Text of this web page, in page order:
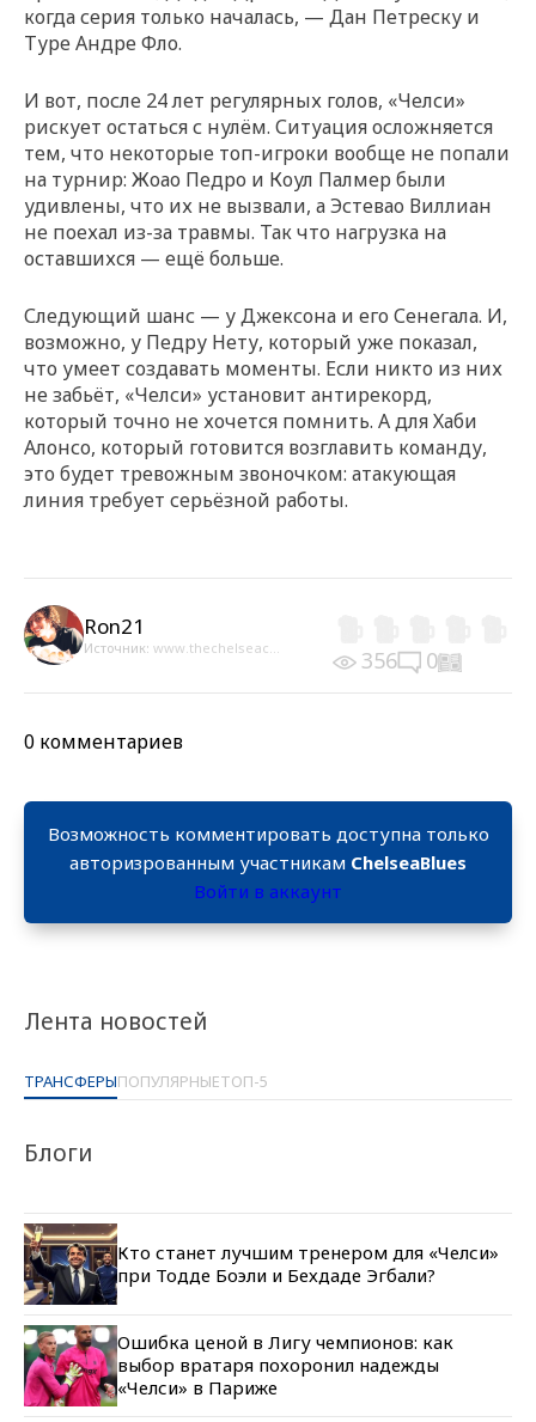
Лента новостей
ТРАНСФЕРЫПОПУЛЯРНЫЕТОП-5
Блоги
Кто станет лучшим тренером для «Челси»
при Тодде Боэли и Бехдаде Эгбали?
Ошибка ценой в Лигу чемпионов: как
выбор вратаря похоронил надежды
«Челси» в Париже
когда серия только началась, — Дан Петреску и
Туре Андре Фло.
И вот, после 24 лет регулярных голов, «Челси»
рискует остаться с нулём. Ситуация осложняется
тем, что некоторые топ-игроки вообще не попали
на турнир: Жоао Педро и Коул Палмер были
удивлены, что их не вызвали, а Эстевао Виллиан
не поехал из-за травмы. Так что нагрузка на
оставшихся — ещё больше.
Следующий шанс — у Джексона и его Сенегала. И,
возможно, у Педру Нету, который уже показал,
что умеет создавать моменты. Если никто из них
не забьёт, «Челси» установит антирекорд,
который точно не хочется помнить. А для Хаби
Алонсо, который готовится возглавить команду,
это будет тревожным звоночком: атакующая
линия требует серьёзной работы.
Ron21
Источник: www.thechelseac... 356 0
0 комментариев
Возможность комментировать доступна только
авторизрованным участникам ChelseaBlues
Войти в аккаунт